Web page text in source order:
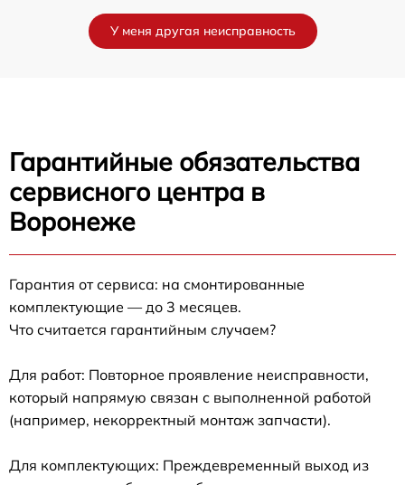
У меня другая неисправность
Гарантийные обязательства
сервисного центра в
Воронеже
Гарантия от сервиса: на смонтированные
комплектующие — до 3 месяцев.
Что считается гарантийным случаем?
Для работ: Повторное проявление неисправности,
который напрямую связан с выполненной работой
(например, некорректный монтаж запчасти).
Для комплектующих: Преждевременный выход из